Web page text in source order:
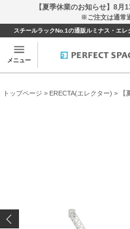
【夏季休業のお知らせ】8
※ご注文は通常
スチールラックNo.1の通販ルミナス・エ
メニュー
トップページ > ERECTA(エレクター) > 【